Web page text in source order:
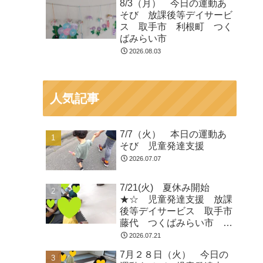
8/3（月） 今日の運動あ
そび 放課後等デイサービ
ス 取手市 利根町 つく
ばみらい市
2026.08.03
人気記事
7/7（火） 本日の運動あ
そび 児童発達支援
2026.07.07
7/21(火) 夏休み開始
★☆ 児童発達支援 放課
後等デイサービス 取手市
藤代 つくばみらい市 龍
ヶ崎2026.07.21
7月２８日（火） 今日の